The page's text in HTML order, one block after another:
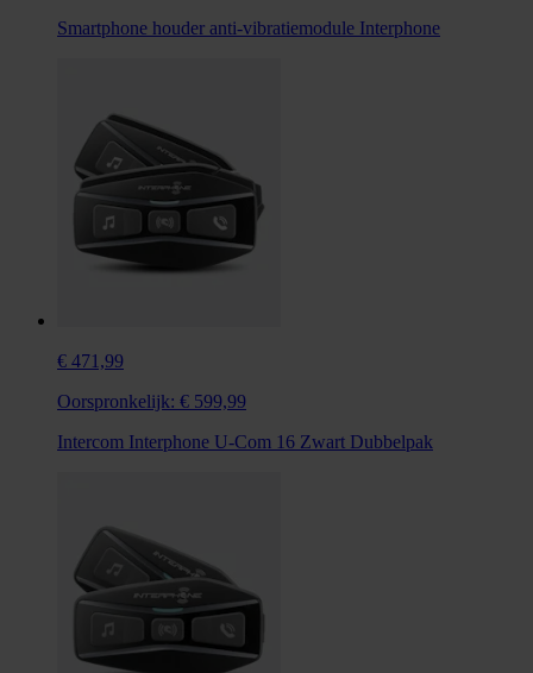
Smartphone houder anti-vibratiemodule Interphone
€ 471,99
Oorspronkelijk: € 599,99
Intercom Interphone U-Com 16 Zwart Dubbelpak